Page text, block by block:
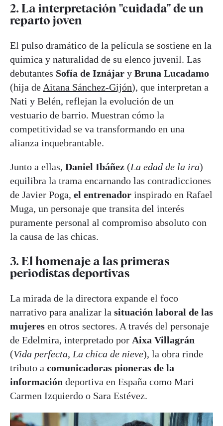
2. La interpretación "cuidada" de un
reparto joven
El pulso dramático de la película se sostiene en la
química y naturalidad de su elenco juvenil. Las
debutantes Sofía de Iznájar y Bruna Lucadamo
(hija de Aitana Sánchez-Gijón), que interpretan a
Nati y Belén, reflejan la evolución de un
vestuario de barrio. Muestran cómo la
competitividad se va transformando en una
alianza inquebrantable.
Junto a ellas, Daniel Ibáñez (La edad de la ira)
equilibra la trama encarnando las contradicciones
de Javier Poga, el entrenador inspirado en Rafael
Muga, un personaje que transita del interés
puramente personal al compromiso absoluto con
la causa de las chicas.
3. El homenaje a las primeras
periodistas deportivas
La mirada de la directora expande el foco
narrativo para analizar la situación laboral de las
mujeres en otros sectores. A través del personaje
de Edelmira, interpretado por Aixa Villagrán
(Vida perfecta, La chica de nieve), la obra rinde
tributo a comunicadoras pioneras de la
información deportiva en España como Mari
Carmen Izquierdo o Sara Estévez.